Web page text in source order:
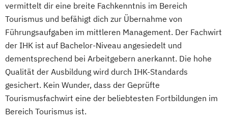
vermittelt dir eine breite Fachkenntnis im Bereich
Tourismus und befähigt dich zur Übernahme von
Führungsaufgaben im mittleren Management. Der Fachwirt
der IHK ist auf Bachelor-Niveau angesiedelt und
dementsprechend bei Arbeitgebern anerkannt. Die hohe
Qualität der Ausbildung wird durch IHK-Standards
gesichert. Kein Wunder, dass der Geprüfte
Tourismusfachwirt eine der beliebtesten Fortbildungen im
Bereich Tourismus ist.